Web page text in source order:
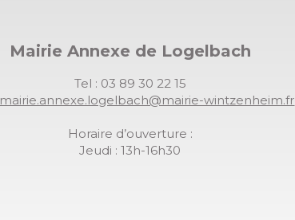
Mairie Annexe de Logelbach
Tel : 03 89 30 22 15
mairie.annexe.logelbach@mairie-wintzenheim.fr
Horaire d’ouverture :
Jeudi : 13h-16h30